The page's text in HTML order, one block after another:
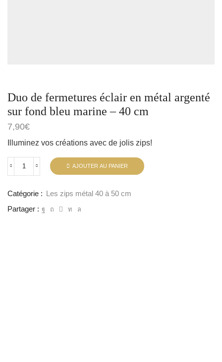
Duo de fermetures éclair en métal argenté
sur fond bleu marine – 40 cm
7,90€
Illuminez vos créations avec de jolis zips!
AJOUTER AU PANIER
Catégorie :
Les zips métal 40 à 50 cm
Partager :